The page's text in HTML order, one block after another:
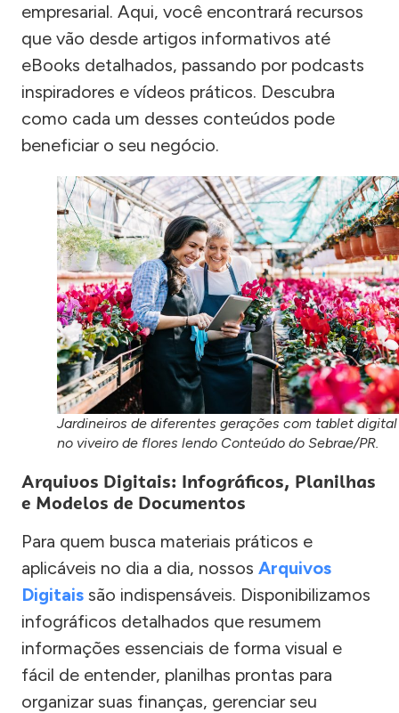
empresarial. Aqui, você encontrará recursos
que vão desde artigos informativos até
eBooks detalhados, passando por podcasts
inspiradores e vídeos práticos. Descubra
como cada um desses conteúdos pode
beneficiar o seu negócio.
Jardineiros de diferentes gerações com tablet digital
no viveiro de flores lendo Conteúdo do Sebrae/PR.
Arquivos Digitais: Infográficos, Planilhas
e Modelos de Documentos
Para quem busca materiais práticos e
aplicáveis no dia a dia, nossos Arquivos
Digitais são indispensáveis. Disponibilizamos
infográficos detalhados que resumem
informações essenciais de forma visual e
fácil de entender, planilhas prontas para
organizar suas finanças, gerenciar seu